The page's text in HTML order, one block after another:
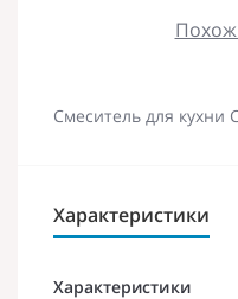
Смеситель для кухни
Характеристики
Характеристики